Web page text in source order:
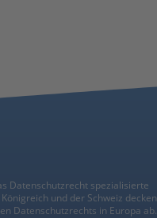
Datenschutzrecht spezialisierte
und der Schweiz decken
Datenschutzrechts in Europa ab.